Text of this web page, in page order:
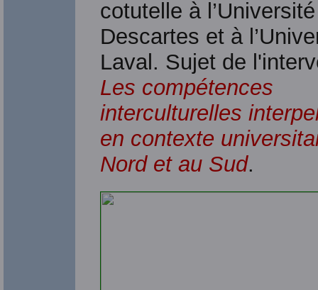
cotutelle à
Descartes et à
Laval. Sujet de
Les compétences
interculturelles
en contexte
Nord et au Sud.